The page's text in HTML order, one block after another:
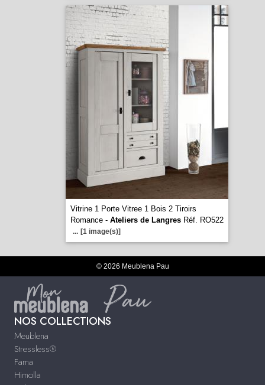
Vitrine 1 Porte Vitree 1 Bois 2 Tiroirs
Romance - Ateliers de LangresRéf. RO522
... [1 image(s)]
© 2026 Meublena Pau
NOS COLLECTIONS
Meublena
Stressless®
Fama
Himolla